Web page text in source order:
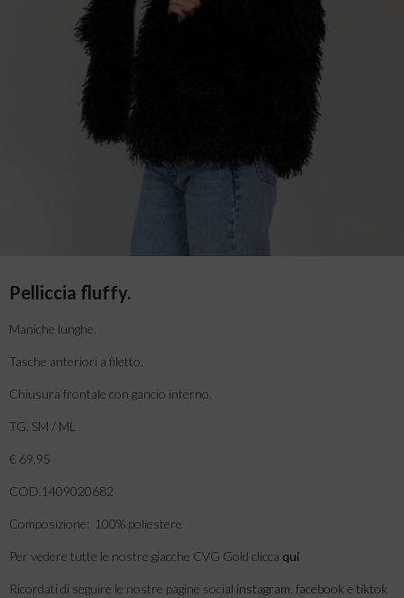
Pelliccia fluffy.
Maniche lunghe.
Tasche anteriori a filetto.
Chiusura frontale con gancio interno.
TG. SM / ML
€ 69,95
COD.1409020682
Composizione: 100% poliestere
Per vedere tutte le nostre giacche CVG Gold clicca qui
Ricordati di seguire le nostre pagine social instagram facebook e tiktok